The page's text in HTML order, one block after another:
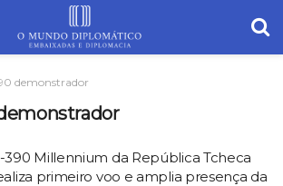
demonstrador
390 Millennium da República Tcheca
primeiro voo e amplia presença da